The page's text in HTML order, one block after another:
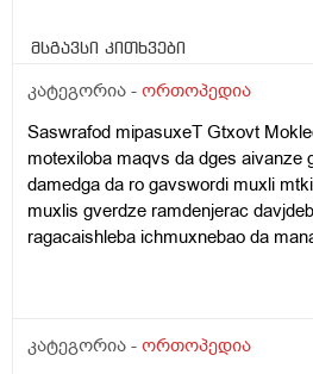
მსგავსი კითხვები
კატეგორია - ორთოპედია
Saswrafod mipasuxeT Gtxovt
motexiloba maqvs da dges aivanze
damedga da ro gavswordi muxli
muxlis gverdze ramdenjerac
ragacaishleba ichmuxnebao da
mashinac bayvebshi vgrdznobdi
daamis gamoramexoar damizianda
კატეგორია - ორთოპედია